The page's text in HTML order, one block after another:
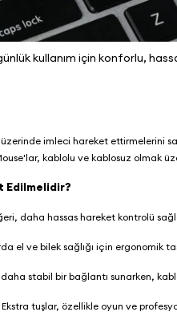
kullanım için konforlu,
üzerinde imleci hareket ettirmelerini
kablolu ve kablosuz olmak
Edilmelidir?
daha hassas hareket kontrolü
el ve bilek sağlığı için ergonomik
stabil bir bağlantı sunarken,
tuşlar, özellikle oyun ve